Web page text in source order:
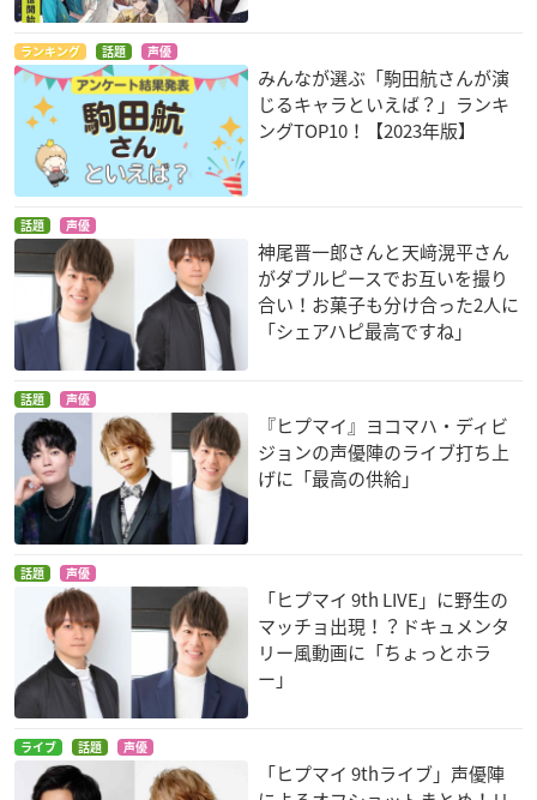
ランキング 話題 声優
みんなが選ぶ「駒田航さんが演
じるキャラといえば？」ランキ
ングTOP10！【2023年版】
話題 声優
神尾晋一郎さんと天﨑滉平さん
がダブルピースでお互いを撮り
合い！お菓子も分け合った2人に
「シェアハピ最高ですね」
話題 声優
『ヒプマイ』ヨコマハ・ディビ
ジョンの声優陣のライブ打ち上
げに「最高の供給」
話題 声優
「ヒプマイ 9th LIVE」に野生の
マッチョ出現！？ドキュメンタ
リー風動画に「ちょっとホラ
ー」
ライブ 話題 声優
「ヒプマイ 9thライブ」声優陣